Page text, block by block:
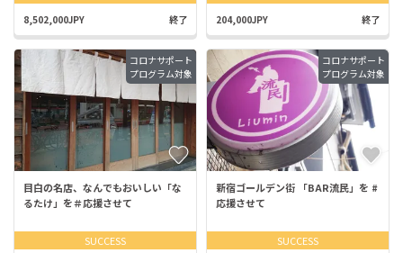
8,502,000JPY 終了 204,000JPY 終了
コロナサポート
プログラム対象
目白の名店、なんでもおいしい「な
るたけ」を＃応援させて
SUCCESS
コロナサポート
プログラム対象
新宿ゴールデン街 「BAR流民」を #
応援させて
SUCCESS